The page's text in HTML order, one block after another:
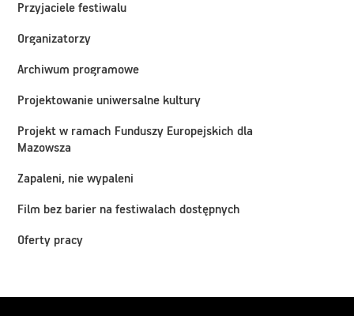
Przyjaciele festiwalu
Organizatorzy
Archiwum programowe
Projektowanie uniwersalne kultury
Projekt w ramach Funduszy Europejskich dla
Mazowsza
Zapaleni, nie wypaleni
Film bez barier na festiwalach dostępnych
Oferty pracy